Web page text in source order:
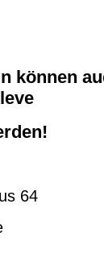
können
64